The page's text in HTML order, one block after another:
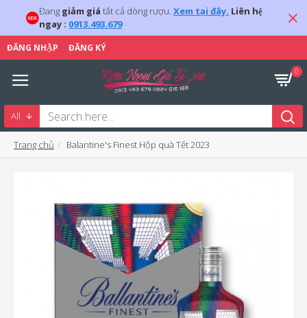
Đang giảm giá tất cả dòng rượu. Xem tại đây. Liên hệ
ngay : 0913.493.679
ĐĂNG NHẬP ĐĂNG KÝ
0
All
Trang chủ Balantine's Finest Hộp quà Tết 2023